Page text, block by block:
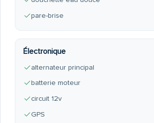
pare-brise
Électronique
alternateur principal
batterie moteur
circuit 12v
GPS